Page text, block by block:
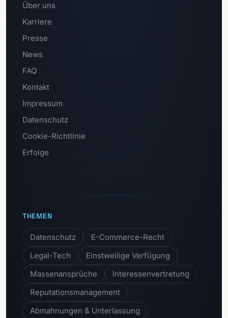
Über uns
Karriere
Presse
News
FAQ
Kontakt
Impressum
Datenschutz
Cookie-Richtlinie
Erfolge
THEMEN
Datenschutz
E-Commerce-Recht
Legal-Tech
Einstweilige Verfügung
Massenansprüche
Interessenvertretung
Reputationsmanagement
Abmahnungen & Unterlassung